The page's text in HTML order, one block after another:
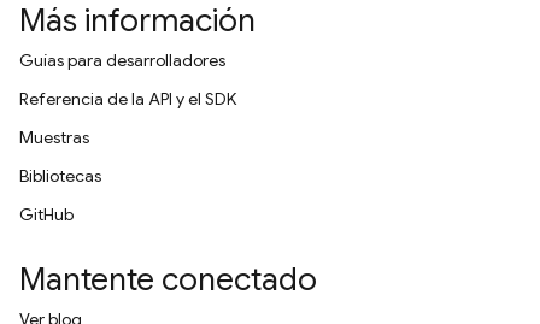
Más información
Guías para desarrolladores
Referencia de la API y el SDK
Muestras
Bibliotecas
GitHub
Mantente conectado